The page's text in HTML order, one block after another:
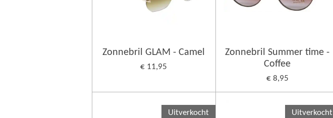
Zonnebril GLAM - Camel
€ 11,95
Zonnebril Summer time -
Coffee
€ 8,95
Uitverkocht Uitverkocht